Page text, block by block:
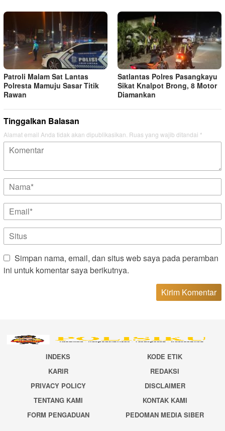
Patroli Malam Sat Lantas
Polresta Mamuju Sasar Titik
Rawan
Satlantas Polres Pasangkayu
Sikat Knalpot Brong, 8 Motor
Diamankan
Tinggalkan Balasan
Alamat email Anda tidak akan dipublikasikan. Ruas yang wajib ditandai *
Simpan nama, email, dan situs web saya pada peramban
ini untuk komentar saya berikutnya.
INDEKS
KODE ETIK
KARIR
REDAKSI
PRIVACY POLICY
DISCLAIMER
TENTANG KAMI
KONTAK KAMI
FORM PENGADUAN
PEDOMAN MEDIA SIBER